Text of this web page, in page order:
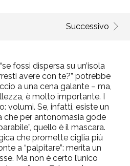
Successivo
fossi dispersa su un’isola
avere con te?” potrebbe
a una cena galante – ma,
è molto importante. I
volumi. Se, infatti, esiste un
per antonomasia gode
quello è il mascara.
che promette ciglia più
a “palpitare”: merita un
Ma non è certo l’unico